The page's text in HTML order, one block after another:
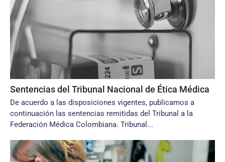
Sentencias del Tribunal Nacional de Ética Médica
De acuerdo a las disposiciones vigentes, publicamos a
continuación las sentencias remitidas del Tribunal a la
Federación Médica Colombiana. Tribunal...